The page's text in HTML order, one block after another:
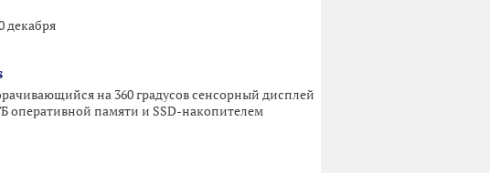
декабря
на 360 градусов сенсорный дисплей
оперативной памяти и SSD-накопителем